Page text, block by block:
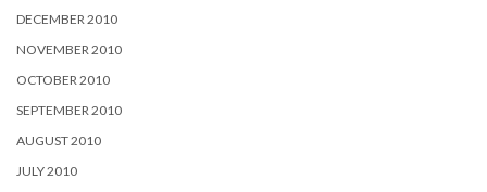
DECEMBER 2010
NOVEMBER 2010
OCTOBER 2010
SEPTEMBER 2010
AUGUST 2010
JULY 2010